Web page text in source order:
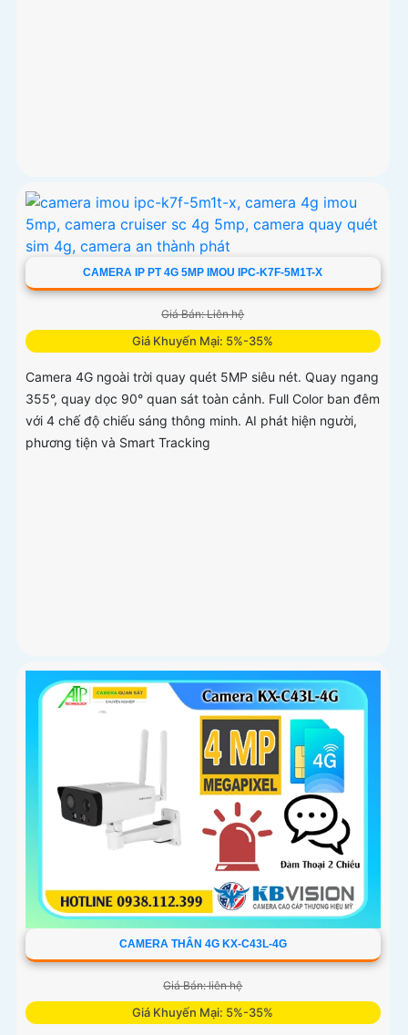
CAMERA IP PT 4G 5MP IMOU IPC-K7F-5M1T-X
Giá Bán: Liên hệ
Giá Khuyến Mại: 5%-35%
Camera 4G ngoài trời quay quét 5MP siêu nét. Quay ngang
355°, quay dọc 90° quan sát toàn cảnh. Full Color ban đêm
với 4 chế độ chiếu sáng thông minh. AI phát hiện người,
phương tiện và Smart Tracking
CAMERA THÂN 4G KX-C43L-4G
Giá Bán: liên hệ
Giá Khuyến Mại: 5%-35%